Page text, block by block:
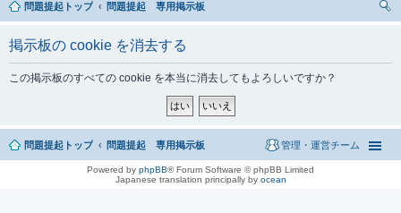
問題提起トップ
問題提起 専用掲示板
掲示板の cookie を消去する
この掲示板のすべての cookie を本当に消去してもよろしいですか？
問題提起トップ 問題提起 専用掲示板 管理・運営チーム
Powered by phpBB® Forum Software © phpBB Limited
Japanese translation principally by ocean